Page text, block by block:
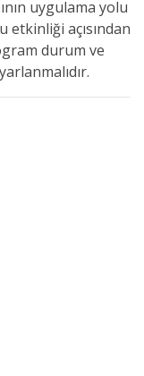
uygulama yolu
etkinliği açısından
durum ve